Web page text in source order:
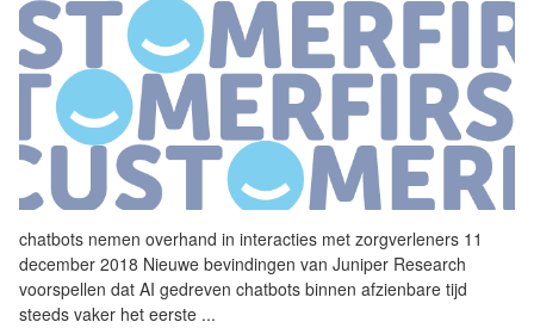
chatbots nemen overhand in interacties met zorgverleners 11
december 2018 Nieuwe bevindingen van Juniper Research
voorspellen dat AI gedreven chatbots binnen afzienbare tijd
steeds vaker het eerste ...